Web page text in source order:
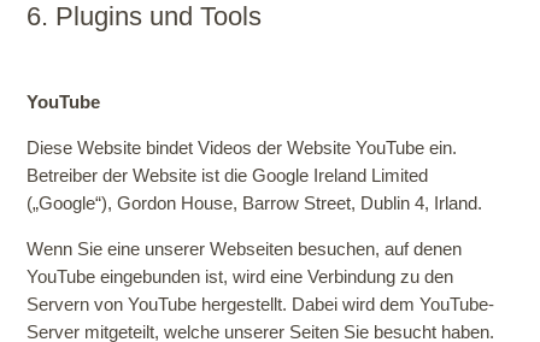
6. Plugins und Tools
YouTube
Diese Website bindet Videos der Website YouTube ein.
Betreiber der Website ist die Google Ireland Limited
(„Google“), Gordon House, Barrow Street, Dublin 4, Irland.
Wenn Sie eine unserer Webseiten besuchen, auf denen
YouTube eingebunden ist, wird eine Verbindung zu den
Servern von YouTube hergestellt. Dabei wird dem YouTube-
Server mitgeteilt, welche unserer Seiten Sie besucht haben.